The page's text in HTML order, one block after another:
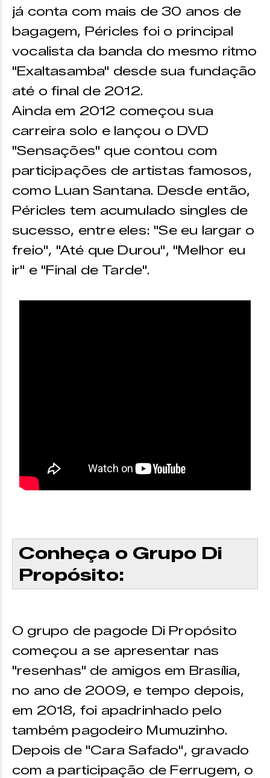
já conta com mais de 30 anos de
bagagem, Péricles foi o principal
vocalista da banda do mesmo ritmo
"Exaltasamba" desde sua fundação
até o final de 2012.
Ainda em 2012 começou sua
carreira solo e lançou o DVD
"Sensações" que contou com
participações de artistas famosos,
como Luan Santana. Desde então,
Péricles tem acumulado singles de
sucesso, entre eles: "Se eu largar o
freio", "Até que Durou", "Melhor eu
ir" e "Final de Tarde".
Conheça o Grupo Di
Propósito:
O grupo de pagode Di Propósito
começou a se apresentar nas
"resenhas" de amigos em Brasília,
no ano de 2009, e tempo depois,
em 2018, foi apadrinhado pelo
também pagodeiro Mumuzinho.
Depois de "Cara Safado", gravado
com a participação de Ferrugem, o